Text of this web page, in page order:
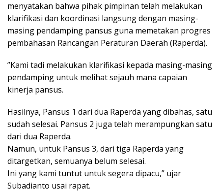
menyatakan bahwa pihak pimpinan telah melakukan
klarifikasi dan koordinasi langsung dengan masing-
masing pendamping pansus guna memetakan progres
pembahasan Rancangan Peraturan Daerah (Raperda).
​”Kami tadi melakukan klarifikasi kepada masing-masing
pendamping untuk melihat sejauh mana capaian
kinerja pansus.
Hasilnya, Pansus 1 dari dua Raperda yang dibahas, satu
sudah selesai. Pansus 2 juga telah merampungkan satu
dari dua Raperda.
Namun, untuk Pansus 3, dari tiga Raperda yang
ditargetkan, semuanya belum selesai.
Ini yang kami tuntut untuk segera dipacu,” ujar
Subadianto usai rapat.